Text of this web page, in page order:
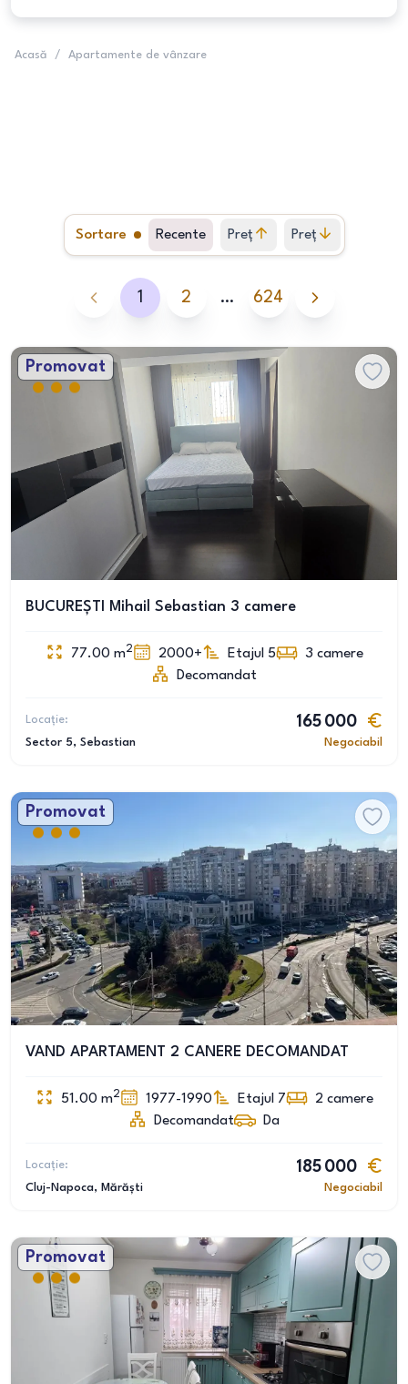
Acasă / Apartamente de vânzare
Sortare Recente Preț
crescător
Preț
descrescător
1 2 … 624
Promovat
BUCUREȘTI Mihail Sebastian 3 camere
77.00 m2 2000+ Etajul 5 3 camere
Decomandat
Locație:
Sector 5, Sebastian
165 000
Negociabil
Promovat
VAND APARTAMENT 2 CANERE DECOMANDAT
51.00 m2 1977-1990 Etajul 7 2 camere
Decomandat
Da
Locație:
Cluj-Napoca, Mărăști
185 000
Negociabil
Promovat